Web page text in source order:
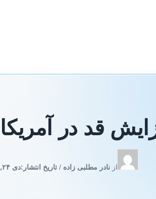
قد در
از نادر مطلبی زاده / تاریخ انتشار:دی ۲۴, ۱۴۰۳